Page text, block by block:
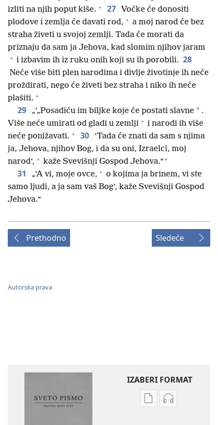
izliti na njih poput kiše. + 27
Voćke će donositi
plodove i zemlja će davati rod, + a moj narod će bez
straha živeti u svojoj zemlji. Tada će morati da
priznaju da sam ja Jehova, kad slomim njihov jaram
+ i izbavim ih iz ruku onih koji su ih porobili. 28
Neće više biti plen narodima i divlje životinje ih neće
proždirati, nego će živeti bez straha i niko ih neće
plašiti. +
29 „’„Posadiću im biljke koje će postati slavne * .
Više neće umirati od gladi u zemlji + i narodi ih više
neće ponižavati. + 30
’Tada će znati da sam s njima
ja, Jehova, njihov Bog, i da su oni, Izraelci, moj
narod‘, + kaže Svevišnji Gospod Jehova.“ ‘
31 „’A vi, moje ovce, + o kojima ja brinem, vi ste
samo ljudi, a ja sam vaš Bog‘, kaže Svevišnji Gospod
Jehova.“
Prethodno Sledeće
Autorska prava
IZABERI FORMAT
FormatiFormati